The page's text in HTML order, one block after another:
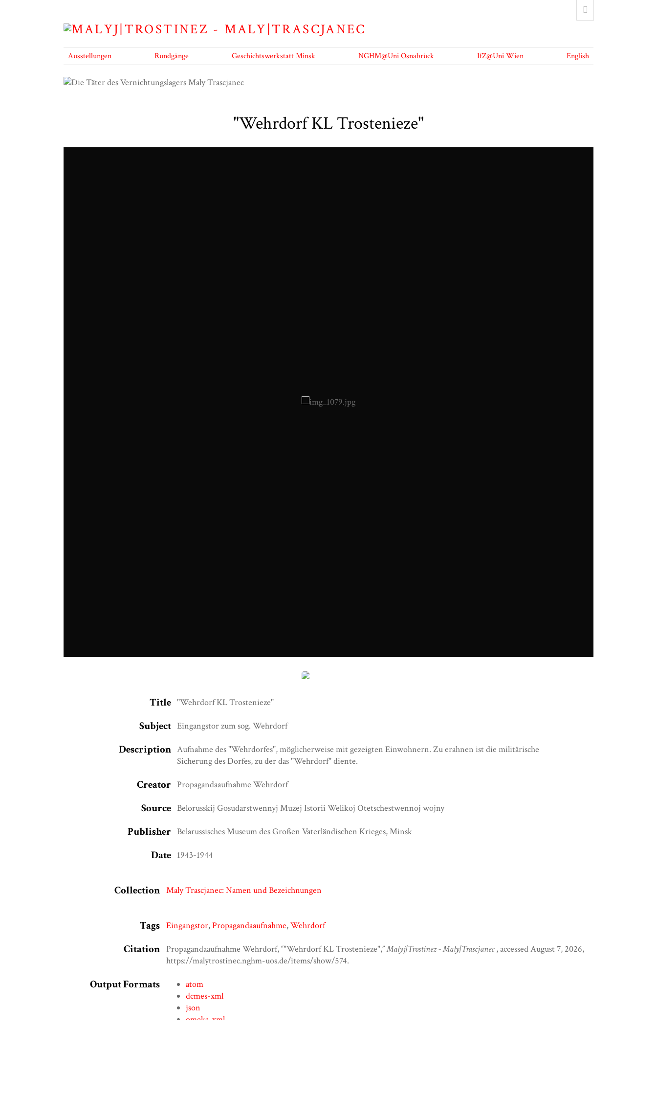
Ausstellungen Rundgänge Geschichtswerkstatt Minsk NGHM@Uni Osnabrück IfZ@Uni Wien English
"Wehrdorf KL Trostenieze"
Title "Wehrdorf KL Trostenieze"
Subject Eingangstor zum sog. Wehrdorf
Description Aufnahme des "Wehrdorfes", möglicherweise mit gezeigten Einwohnern. Zu erahnen ist die militärische
Sicherung des Dorfes, zu der das "Wehrdorf" diente.
Creator Propagandaaufnahme Wehrdorf
Source Belorusskij Gosudarstwennyj Muzej Istorii Welikoj Otetschestwennoj wojny
Publisher Belarussisches Museum des Großen Vaterländischen Krieges, Minsk
Date 1943-1944
Collection Maly Trascjanec: Namen und Bezeichnungen
Tags Eingangstor,Propagandaaufnahme,Wehrdorf
Citation Propagandaaufnahme Wehrdorf, “"Wehrdorf KL Trostenieze",”Malyj|Trostinez - Maly|Trascjanec, accessed August 7, 2026,
https://malytrostinec.nghm-uos.de/items/show/574.
Output Formats
atom
dcmes-xml
json
omeka-xml